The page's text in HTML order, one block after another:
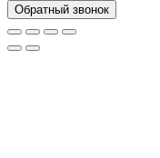
Обратный звонок